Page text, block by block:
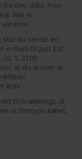
fra den dato, hvor
ikke er
du sende en
e-mail) til Just Eat
1, 2100
at du ønsker at
krav.
tilstrækkeligt, at
at fortryde købet,